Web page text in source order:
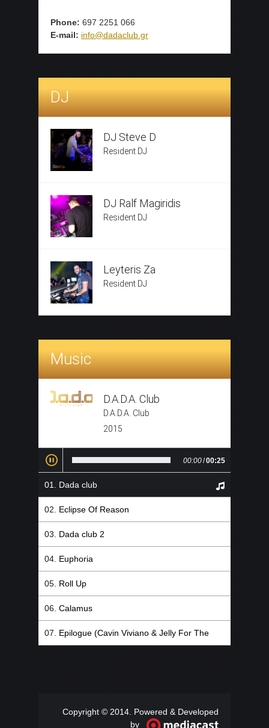
Phone: 697 2251 066
E-mail: info@dadaclub.gr
DJ
DJ Steve D
Resident DJ
DJ Ralf Magiridis
Resident DJ
Leyteris Za
Resident DJ
Music
D.A.D.A. Club
D.A.D.A. Club
2015
00:00/00:25
Dada club
Eclipse Of Reason
Dada club 2
Euphoria
Roll Up
Calamus
Epilogue (Cavin Viviano & Jelly For The
Copyright © 2014. Powered & Developed
by